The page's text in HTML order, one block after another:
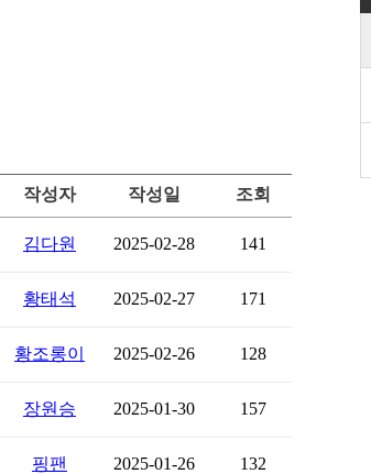
작성자 작성일 조회
김다원 2025-02-28 141
황태석 2025-02-27 171
황조롱이 2025-02-26 128
장원승 2025-01-30 157
핑팬 2025-01-26 132